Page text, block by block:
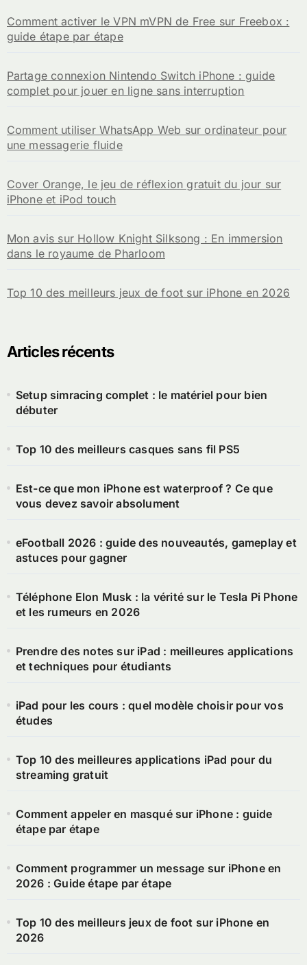
Comment activer le VPN mVPN de Free sur Freebox :
guide étape par étape
Partage connexion Nintendo Switch iPhone : guide
complet pour jouer en ligne sans interruption
Comment utiliser WhatsApp Web sur ordinateur pour
une messagerie fluide
Cover Orange, le jeu de réflexion gratuit du jour sur
iPhone et iPod touch
Mon avis sur Hollow Knight Silksong : En immersion
dans le royaume de Pharloom
Top 10 des meilleurs jeux de foot sur iPhone en 2026
Articles récents
Setup simracing complet : le matériel pour bien
débuter
Top 10 des meilleurs casques sans fil PS5
Est-ce que mon iPhone est waterproof ? Ce que
vous devez savoir absolument
eFootball 2026 : guide des nouveautés, gameplay et
astuces pour gagner
Téléphone Elon Musk : la vérité sur le Tesla Pi Phone
et les rumeurs en 2026
Prendre des notes sur iPad : meilleures applications
et techniques pour étudiants
iPad pour les cours : quel modèle choisir pour vos
études
Top 10 des meilleures applications iPad pour du
streaming gratuit
Comment appeler en masqué sur iPhone : guide
étape par étape
Comment programmer un message sur iPhone en
2026 : Guide étape par étape
Top 10 des meilleurs jeux de foot sur iPhone en
2026